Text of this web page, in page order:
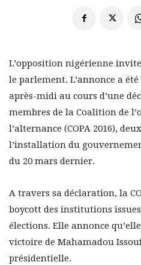
L’opposition nigérienne
le parlement. L’annonce a
après-midi au cours d’une
membres de la Coalition de
l’alternance (COPA 2016),
l’installation du
du 20 mars dernier.
A travers sa déclaration, la
boycott des institutions
élections. Elle annonce
victoire de Mahamadou
présidentielle.